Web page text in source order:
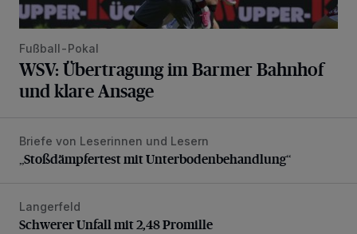
Fußball-Pokal
WSV: Übertragung im Barmer Bahnhof
und klare Ansage
„Stoßdämpfertest mit Unterbodenbehandlung“
Briefe von Leserinnen und Lesern
„Stoßdämpfertest mit Unterbodenbehandlung“
Schwerer Unfall mit 2,48 Promille
Langerfeld
Schwerer Unfall mit 2,48 Promille